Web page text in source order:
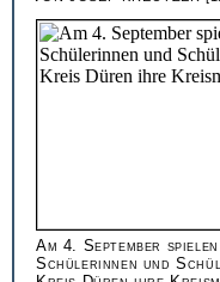
Am 4. September
Schülerinnen und